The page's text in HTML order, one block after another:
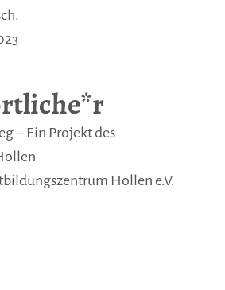
– Ein Projekt des
Hollen e.V.